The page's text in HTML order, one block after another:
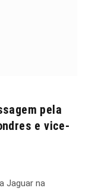
pela
e vice-
Jaguar na